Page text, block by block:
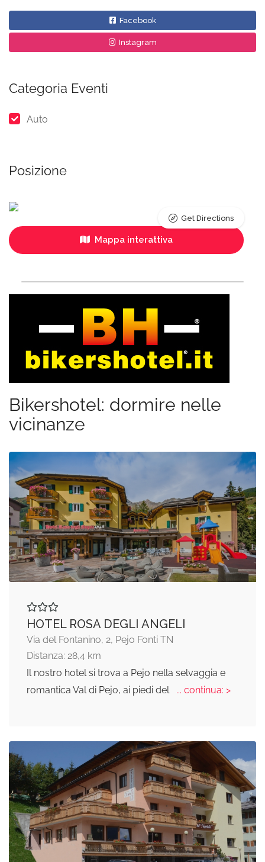
Facebook
Instagram
Categoria Eventi
Auto
Posizione
Mappa interattiva
Get Directions
Bikershotel: dormire nelle
vicinanze
HOTEL ROSA DEGLI ANGELI
Via del Fontanino, 2, Pejo Fonti TN
Distanza: 28,4 km
Il nostro hotel si trova a Pejo nella selvaggia e
romantica Val di Pejo, ai piedi del
... continua: >